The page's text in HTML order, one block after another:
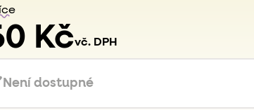
Kčvč. DPH
Není dostupné